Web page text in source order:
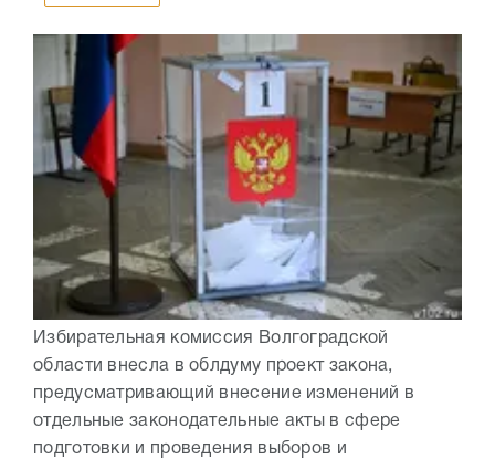
Избирательная комиссия Волгоградской
области внесла в облдуму проект закона,
предусматривающий внесение изменений в
отдельные законодательные акты в сфере
подготовки и проведения выборов и